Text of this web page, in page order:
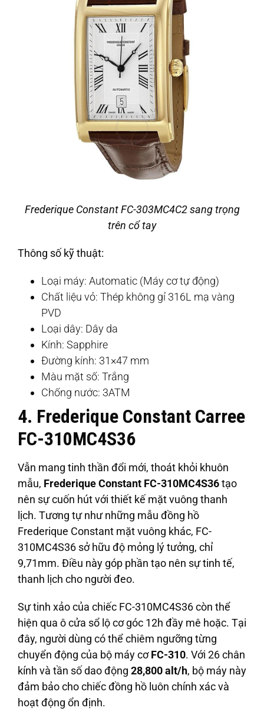
Frederique Constant FC-303MC4C2 sang trọng
trên cổ tay
Thông số kỹ thuật:
Loại máy: Automatic (Máy cơ tự động)
Chất liệu vỏ: Thép không gỉ 316L mạ vàng
PVD
Loại dây: Dây da
Kính: Sapphire
Đường kính: 31×47 mm
Màu mặt số: Trắng
Chống nước: 3ATM
4. Frederique Constant Carree
FC-310MC4S36
Vẫn mang tinh thần đổi mới, thoát khỏi khuôn
mẫu, Frederique Constant FC-310MC4S36tạo
nên sự cuốn hút với thiết kế mặt vuông thanh
lịch. Tương tự như những mẫu đồng hồ
Frederique Constant mặt vuông khác, FC-
310MC4S36 sở hữu độ mỏng lý tưởng, chỉ
9,71mm. Điều này góp phần tạo nên sự tinh tế,
thanh lịch cho người đeo.
Sự tinh xảo của chiếc FC-310MC4S36 còn thể
hiện qua ô cửa sổ lộ cơ góc 12h đầy mê hoặc. Tại
đây, người dùng có thể chiêm ngưỡng từng
chuyển động của bộ máy cơFC-310. Với 26 chân
kính và tần số dao động 28,800 alt/h, bộ máy này
đảm bảo cho chiếc đồng hồ luôn chính xác và
hoạt động ổn định.